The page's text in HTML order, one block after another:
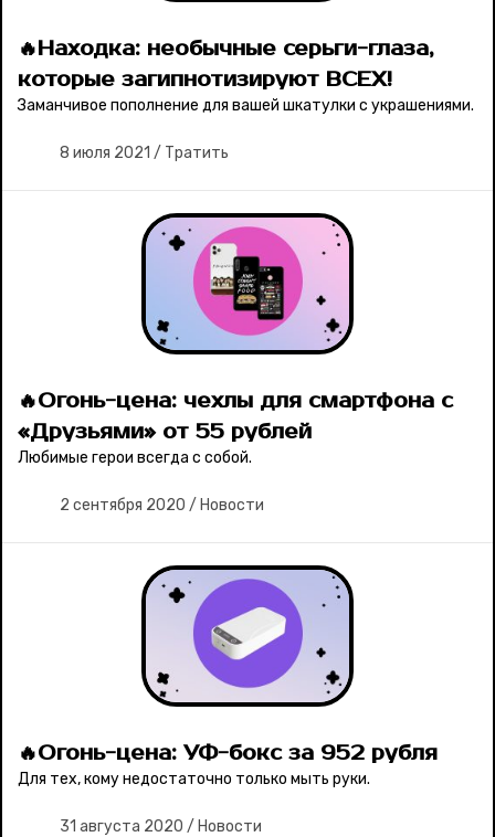
🔥Находка: необычные серьги-глаза,
которые загипнотизируют ВСЕХ!
Заманчивое пополнение для вашей шкатулки с украшениями.
8 июля 2021 / Тратить
🔥Огонь-цена: чехлы для смартфона с
«Друзьями» от 55 рублей
Любимые герои всегда с собой.
2 сентября 2020 / Новости
🔥Огонь-цена: УФ-бокс за 952 рубля
Для тех, кому недостаточно только мыть руки.
31 августа 2020 / Новости